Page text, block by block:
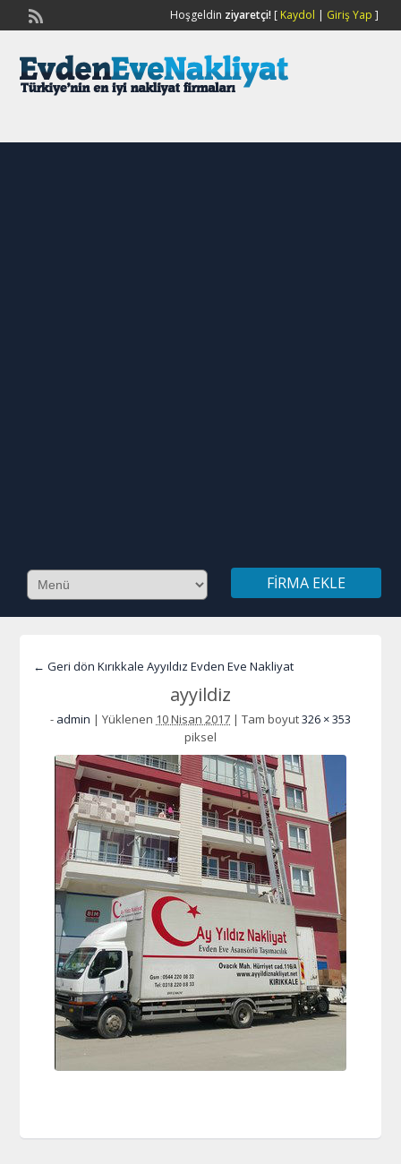
Hoşgeldin ziyaretçi![ Kaydol | Giriş Yap ]
FIRMA EKLE
← Geri dön Kırıkkale Ayyıldız Evden Eve Nakliyat
ayyildiz
- admin | Yüklenen 10 Nisan 2017 | Tam boyut326 × 353
piksel